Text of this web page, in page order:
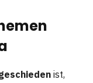
ist,